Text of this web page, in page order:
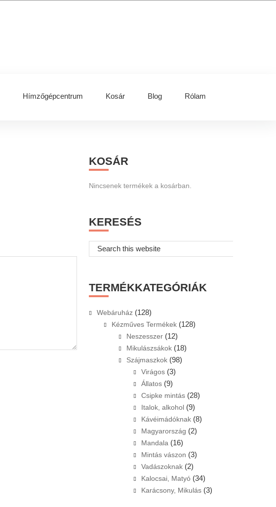
Hímzőgépcentrum Kosár Blog Rólam
Primary
Sidebar
KOSÁR
Nincsenek termékek a kosárban.
KERESÉS
Search
this
TERMÉKKATEGÓRIÁK
Webáruház (128)
Kézműves Termékek (128)
Neszesszer (12)
Mikulászsákok (18)
Szájmaszkok (98)
Virágos (3)
Állatos (9)
Csipke mintás (28)
Italok, alkohol (9)
Kávéimádóknak (8)
Magyarország (2)
Mandala (16)
Mintás vászon (3)
Vadászoknak (2)
Kalocsai, Matyó (34)
Karácsony, Mikulás (3)